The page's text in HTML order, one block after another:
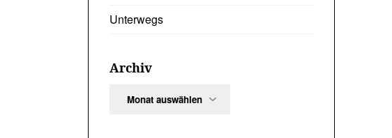
Unterwegs
Archiv